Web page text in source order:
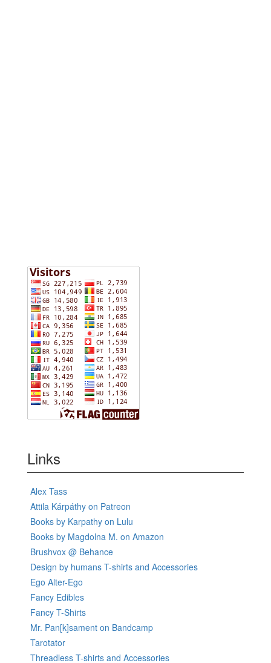
Links
Alex Tass
Attila Kárpáthy on Patreon
Books by Karpathy on Lulu
Books by Magdolna M. on Amazon
Brushvox @ Behance
Design by humans T-shirts and Accessories
Ego Alter-Ego
Fancy Edibles
Fancy T-Shirts
Mr. Pan[k]sament on Bandcamp
Tarotator
Threadless T-shirts and Accessories